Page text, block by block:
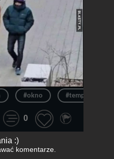
#okno #temperatura
0
:)
komentarze.